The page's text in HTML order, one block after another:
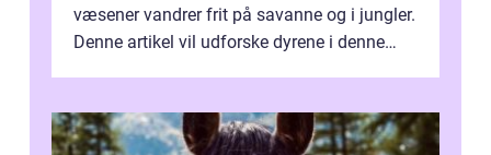
væsener vandrer frit på savanne og i jungler.
Denne artikel vil udforske dyrene i denne